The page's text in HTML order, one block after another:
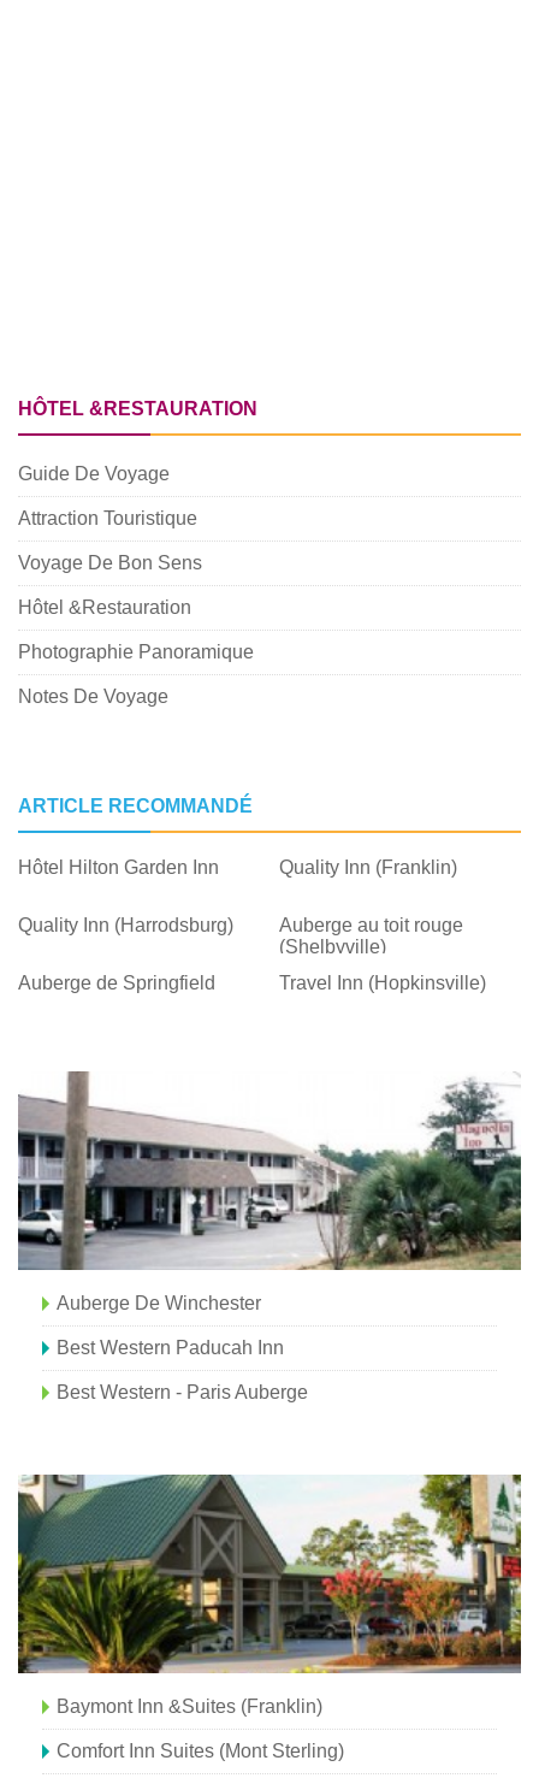
HÔTEL &RESTAURATION
Guide De Voyage
Attraction Touristique
Voyage De Bon Sens
Hôtel &Restauration
Photographie Panoramique
Notes De Voyage
ARTICLE RECOMMANDÉ
Hôtel Hilton Garden Inn Quality Inn (Franklin)
Quality Inn (Harrodsburg)
Auberge au toit rouge
(Shelbyville)
Auberge de Springfield
Travel Inn (Hopkinsville)
Auberge De Winchester
Best Western Paducah Inn
Best Western - Paris Auberge
Baymont Inn &Suites (Franklin)
Comfort Inn Suites (Mont Sterling)